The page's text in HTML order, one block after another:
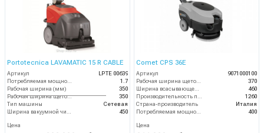
Portotecnica LAVAMATIC 15 R CABLE
Артикул
LPTE 00639
Потребляемая мощность (кВт)
1.7
Рабочая ширина (мм)
350
Рабочая ширина щеток (мм)
350
Тип машины
Сетевая
Ширина вакуумной чистки (мм)
450
Цена
Comet CPS 36E
Артикул
9071000100
Рабочая ширина щеток (мм)
370
Ширина всасывающей балки (мм)
460
Производительность по площади (м2/ч)
1260
Страна-производитель
Италия
Потребляемая мощность (Вт)
400
Цена